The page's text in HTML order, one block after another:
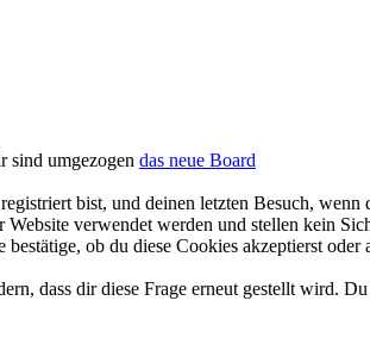
sind umgezogen das neue Board
bist, und deinen letzten Besuch,
verwendet werden und stellen kein
ob du diese Cookies akzeptierst oder
dass dir diese Frage erneut gestellt wird.